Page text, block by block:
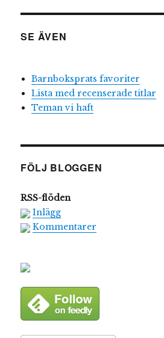
SE ÄVEN
Barnboksprats favoriter
Lista med recenserade titlar
Teman vi haft
FÖLJ BLOGGEN
RSS-flöden
Inlägg
Kommentarer